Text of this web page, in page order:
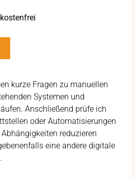
kurze Fragen zu manuellen
Systemen und
Anschließend prüfe ich
oder Automatisierungen
reduzieren
eine andere digitale